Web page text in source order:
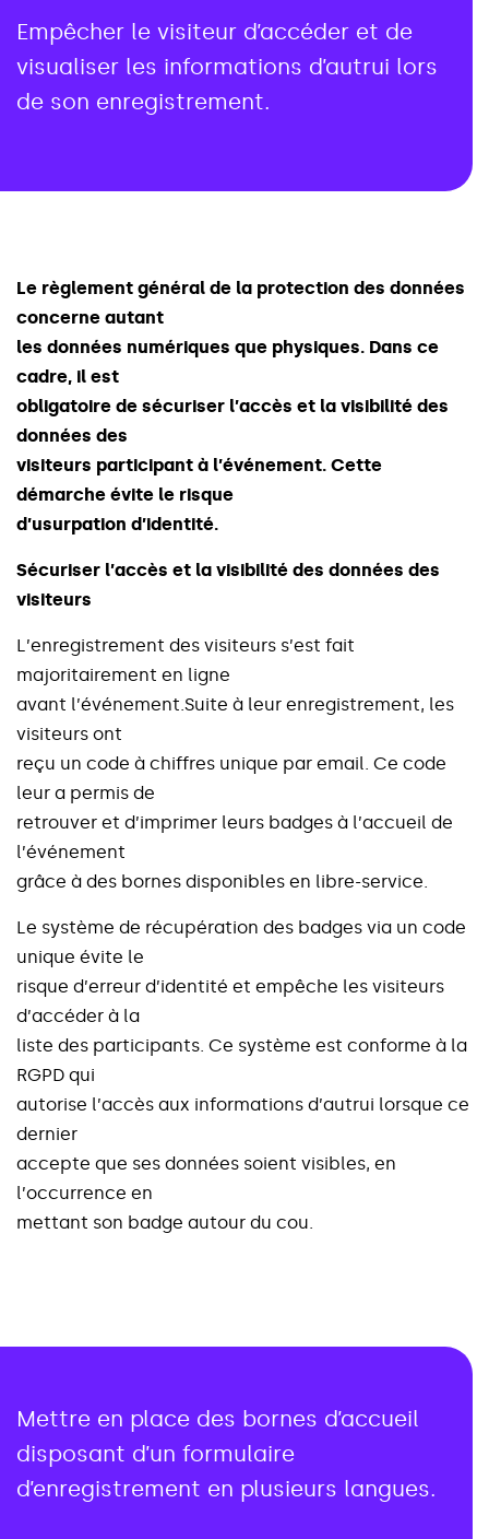
Empêcher le visiteur d’accéder et de
visualiser les informations d’autrui lors
de son enregistrement.
Le règlement général de la protection des données
concerne autant
les données numériques que physiques. Dans ce
cadre, il est
obligatoire de sécuriser l’accès et la visibilité des
données des
visiteurs participant à l’événement. Cette
démarche évite le risque
d’usurpation d’identité.
Sécuriser l’accès et la visibilité des données des
visiteurs
L’enregistrement des visiteurs s’est fait
majoritairement en ligne
avant l’événement.Suite à leur enregistrement, les
visiteurs ont
reçu un code à chiffres unique par email. Ce code
leur a permis de
retrouver et d’imprimer leurs badges à l’accueil de
l’événement
grâce à des bornes disponibles en libre-service.
Le système de récupération des badges via un code
unique évite le
risque d’erreur d’identité et empêche les visiteurs
d’accéder à la
liste des participants. Ce système est conforme à la
RGPD qui
autorise l’accès aux informations d’autrui lorsque ce
dernier
accepte que ses données soient visibles, en
l’occurrence en
mettant son badge autour du cou.
Mettre en place des bornes d’accueil
disposant d’un formulaire
d’enregistrement en plusieurs langues.